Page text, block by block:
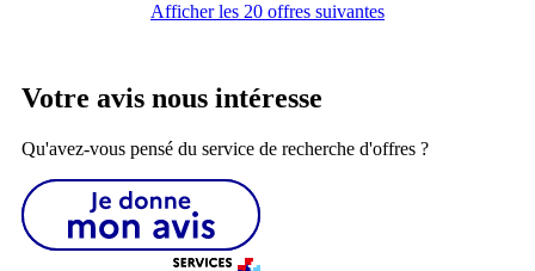
Afficher les 20 offres suivantes
Votre avis nous intéresse
Qu'avez-vous pensé du service de recherche d'offres ?